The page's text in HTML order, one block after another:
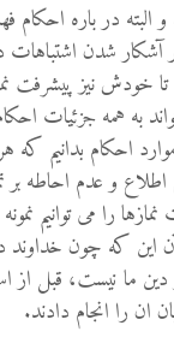
البته در باره
شدن
خودش نیز پیشرفت
همه جزئیات احکام
احکام بدانیم
و عدم احاطه بر
را می توانیم
که چون خداوند
نیست، قبل از
ان را انجام دادند.